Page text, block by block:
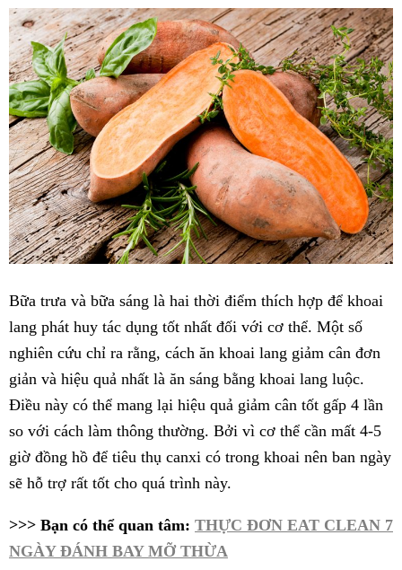
Bữa trưa và bữa sáng là hai thời điểm thích hợp để khoai
lang phát huy tác dụng tốt nhất đối với cơ thể. Một số
nghiên cứu chỉ ra rằng, cách ăn khoai lang giảm cân đơn
giản và hiệu quả nhất là ăn sáng bằng khoai lang luộc.
Điều này có thể mang lại hiệu quả giảm cân tốt gấp 4 lần
so với cách làm thông thường. Bởi vì cơ thể cần mất 4-5
giờ đồng hồ để tiêu thụ canxi có trong khoai nên ban ngày
sẽ hỗ trợ rất tốt cho quá trình này.
>>> Bạn có thể quan tâm: THỰC ĐƠN EAT CLEAN 7
NGÀY ĐÁNH BAY MỠ THỪA